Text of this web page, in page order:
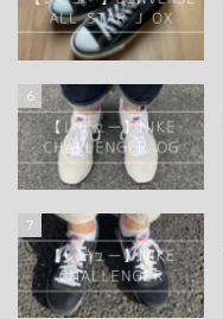
6
7